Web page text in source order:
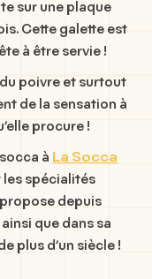
sur une plaque
Cette galette est
à être servie !
poivre et surtout
de la sensation à
procure !
à La Socca
les spécialités
depuis
que dans sa
plus d’un siècle !